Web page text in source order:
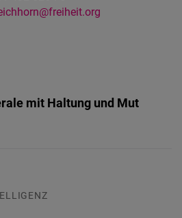
mit Haltung und Mut